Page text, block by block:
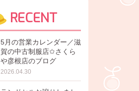
RECENT
5月の営業カレンダー／滋
賀の中古制服店✩さくら
や彦根店のブログ
2026.04.30